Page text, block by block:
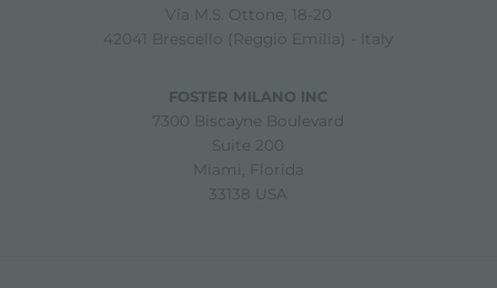
Via M.S. Ottone, 18-20
42041 Brescello (Reggio Emilia) - Italy
FOSTER MILANO INC
7300 Biscayne Boulevard
Suite 200
Miami, Florida
33138 USA